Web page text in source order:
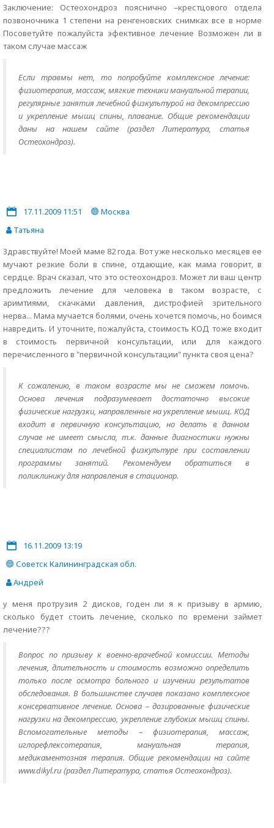
Заключение: Остеохондроз пояснично –крестцового отдела
позвоночника 1 степени на ренгеновских снимках все в норме
Посоветуйте пожалуйста эфективное лечение Возможен ли в
таком случае массаж
Если травмы нет, то попробуйте комплексное лечение:
физиотерапия, массаж, мягкие техники мануальной терапии,
регулярные занятия лечебной физкультурой на декомпрессию
и укрепление мышц спины, плавание. Общие рекомендации
даны на нашем сайте (раздел Литература, статья
Остеохондроз).
17.11.2009 11:51
Москва
Татьяна
Здравствуйте! Моей маме 82 года. Вот уже несколько месяцев ее
мучают резкие боли в спине, отдающие, как мама говорит, в
сердце. Врач сказал, что это остеохондроз. Может ли ваш центр
предложить лечение для человека в таком возрасте, с
аримтиями, скачками давления, дистрофией зрительного
нерва... Мама мучается болями, очень хочется помочь, но боимся
навредить. И уточните, пожалуйста, стоимость КОД тоже входит
в стоимость первичной консультации, или для каждого
перечисленного в "первичной консультации" пункта своя цена?
К сожалению, в таком возрасте мы не сможем помочь.
Основа лечения подразумевает достаточно высокие
физические нагрузки, направленные на укрепление мышц. КОД
входит в первичную консультацию, но делать в данном
случае не имеет смысла, т.к. данные диагностики нужны
специалистам по лечебной физкультуре при составлении
программы занятий. Рекомендуем обратиться в
поликлинику для направления в стационар.
16.11.2009 13:19
Советск Калининградская обл.
Андрей
у меня протрузия 2 дисков, годен ли я к призыву в армию,
сколько будет стоить лечение, сколько по времени займет
лечение???
Вопрос по призыву к военно-врачебной комиссии. Методы
лечения, длительность и стоимость возможно определить
только после осмотра больного и изучении результатов
обследования. В большинстве случаев показано комплексное
консервативное лечение. Основа – дозированные физические
нагрузки на декомпрессию, укрепление глубоких мышц спины.
Вспомогательные методы – физиотерапия, массаж,
иглорефлексотерапия, мануальная терапия,
медикаментозная терапия. Общие рекомендации на сайте
www.dikyl.ru (раздел Литература, статья Остеохондроз).